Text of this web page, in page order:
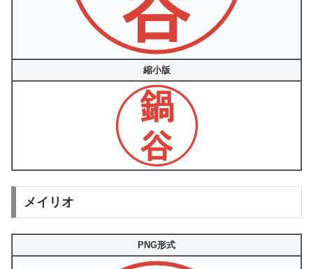
縮小版
メイリオ
PNG形式